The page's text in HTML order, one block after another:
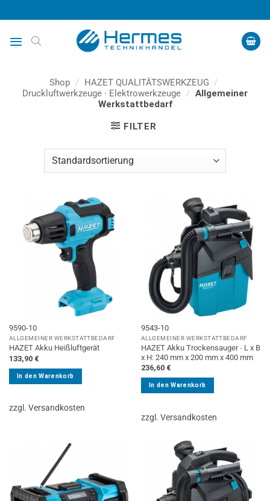
Inhalt
springen
Shop / HAZET QUALITÄTSWERKZEUG /
Druckluftwerkzeuge ∙ Elektrowerkzeuge / Allgemeiner
Werkstattbedarf
FILTER
9590-10
ALLGEMEINER WERKSTATTBEDARF
HAZET Akku Heißluftgerät
133,90 €
In den Warenkorb
zzgl. Versandkosten
9543-10
ALLGEMEINER WERKSTATTBEDARF
HAZET Akku Trockensauger ∙ L x B
x H: 240 mm x 200 mm x 400 mm
236,60 €
In den Warenkorb
zzgl. Versandkosten